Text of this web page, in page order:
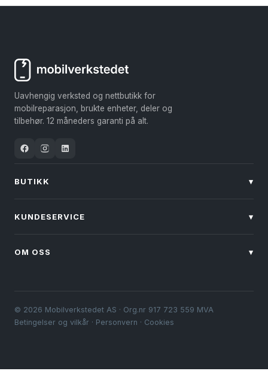
flere
produktsiden
Uavhengig verksted og nettbutikk for
mobilreparasjon, brukte enheter, deler og
tilbehør. 12 måneders garanti på alt.
BUTIKK ▾
KUNDESERVICE ▾
OM OSS ▾
© 2026 Mobilverkstedet AS · Org.nr 917 723 559 MVA
Betingelser og vilkår · Personvern · Cookies